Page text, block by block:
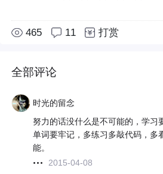
465 11 打赏
全部评论
时光的留念
努力的话没什么是不可能的，学习
单词要牢记，多练习多敲代码，多
能。
2015-04-08